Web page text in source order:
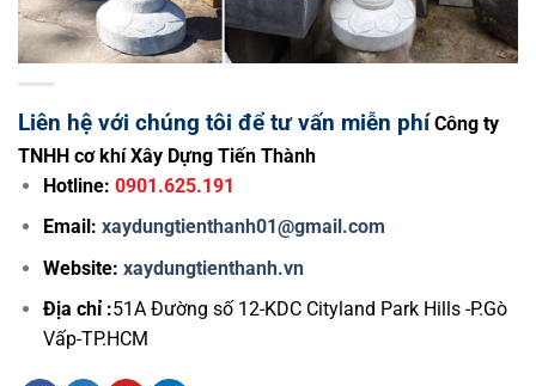
Liên hệ với chúng tôi để tư vấn miễn phí Công ty
TNHH cơ khí Xây Dựng Tiến Thành
Hotline: 0901.625.191
Email: xaydungtienthanh01@gmail.com
Website: xaydungtienthanh.vn
Địa chỉ :51A Đường số 12-KDC Cityland Park Hills -P.Gò
Vấp-TP.HCM